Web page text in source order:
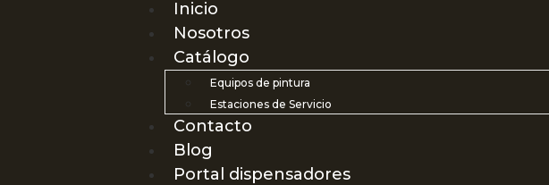
Inicio
Nosotros
Catálogo
Equipos de pintura
Estaciones de Servicio
Contacto
Blog
Portal dispensadores